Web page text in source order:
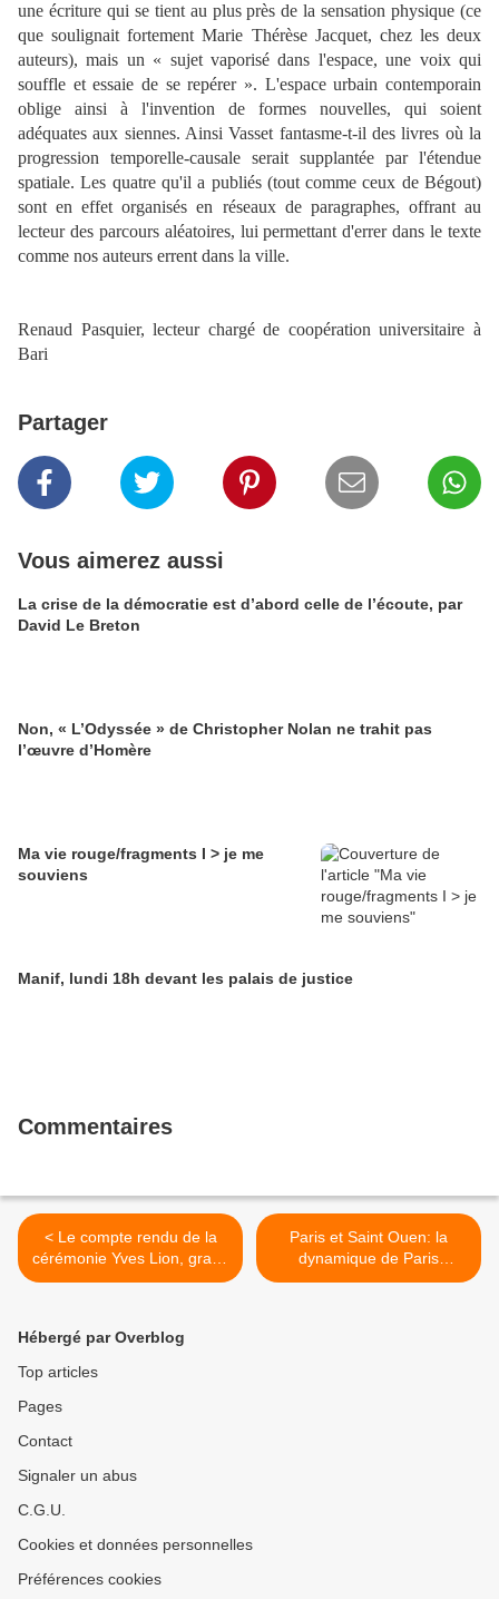
une écriture qui se tient au plus près de la sensation physique (ce
que soulignait fortement Marie Thérèse Jacquet, chez les deux
auteurs), mais un « sujet vaporisé dans l'espace, une voix qui
souffle et essaie de se repérer ». L'espace urbain contemporain
oblige ainsi à l'invention de formes nouvelles, qui soient
adéquates aux siennes. Ainsi Vasset fantasme-t-il des livres où la
progression temporelle-causale serait supplantée par l'étendue
spatiale. Les quatre qu'il a publiés (tout comme ceux de Bégout)
sont en effet organisés en réseaux de paragraphes, offrant au
lecteur des parcours aléatoires, lui permettant d'errer dans le texte
comme nos auteurs errent dans la ville.
Renaud Pasquier, lecteur chargé de coopération universitaire à
Bari
Partager
Vous aimerez aussi
La crise de la démocratie est d’abord celle de l’écoute, par
David Le Breton
Non, « L’Odyssée » de Christopher Nolan ne trahit pas
l’œuvre d’Homère
Ma vie rouge/fragments I > je me
souviens
Manif, lundi 18h devant les palais de justice
Commentaires
< Le compte rendu de la
cérémonie Yves Lion, grand
prix de l'Urbanisme
Paris et Saint Ouen: la
dynamique de Paris
Métropole >
Hébergé par Overblog
Top articles
Pages
Contact
Signaler un abus
C.G.U.
Cookies et données personnelles
Préférences cookies